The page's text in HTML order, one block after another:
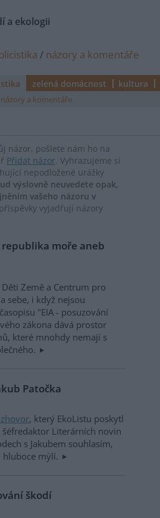
a ekologii
/ názory a komentáře
zelená domácnost kultura
názory a komentáře
názor, pošlete nám ho na
Přidat názor. Vyhrazujeme si
nepodložené urážky
výslovně neuvedete opak,
vašeho názoru v
vyjadřují názory
republika moře aneb
Země a Centrum pro
sebe, i když nejsou
"EIA - posuzování
zákona dává prostor
které mnohdy nemají s
Patočka
, který EkoListu poskytl
šéfredaktor Literárních novin
s Jakubem souhlasím,
hluboce mýlí.
škodí